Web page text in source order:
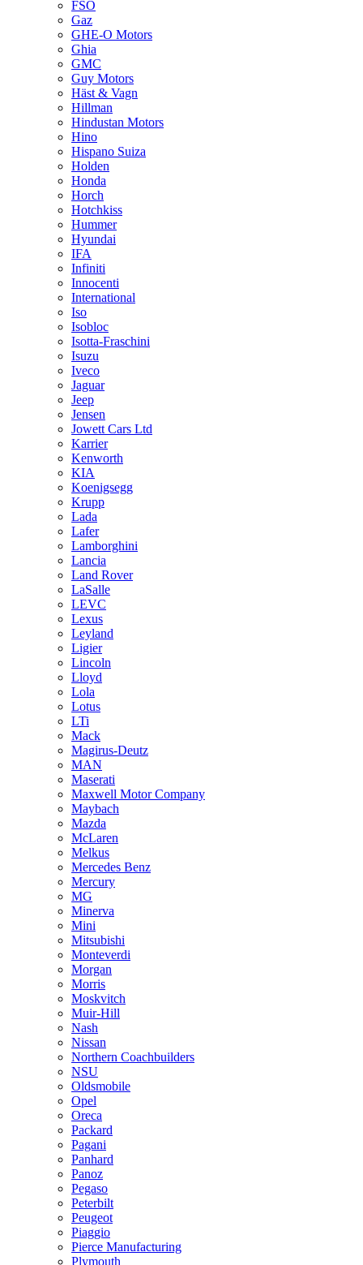
FSO
Gaz
GHE-O Motors
Ghia
GMC
Guy Motors
Häst & Vagn
Hillman
Hindustan Motors
Hino
Hispano Suiza
Holden
Honda
Horch
Hotchkiss
Hummer
Hyundai
IFA
Infiniti
Innocenti
International
Iso
Isobloc
Isotta-Fraschini
Isuzu
Iveco
Jaguar
Jeep
Jensen
Jowett Cars Ltd
Karrier
Kenworth
KIA
Koenigsegg
Krupp
Lada
Lafer
Lamborghini
Lancia
Land Rover
LaSalle
LEVC
Lexus
Leyland
Ligier
Lincoln
Lloyd
Lola
Lotus
LTi
Mack
Magirus-Deutz
MAN
Maserati
Maxwell Motor Company
Maybach
Mazda
McLaren
Melkus
Mercedes Benz
Mercury
MG
Minerva
Mini
Mitsubishi
Monteverdi
Morgan
Morris
Moskvitch
Muir-Hill
Nash
Nissan
Northern Coachbuilders
NSU
Oldsmobile
Opel
Oreca
Packard
Pagani
Panhard
Panoz
Pegaso
Peterbilt
Peugeot
Piaggio
Pierce Manufacturing
Plymouth